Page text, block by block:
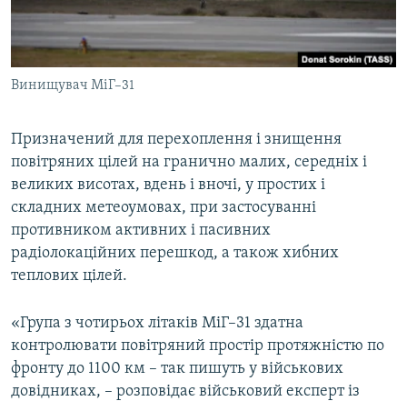
Винищувач МіГ–31
Призначений для перехоплення і знищення
повітряних цілей на гранично малих, середніх і
великих висотах, вдень і вночі, у простих і
складних метеоумовах, при застосуванні
противником активних і пасивних
радіолокаційних перешкод, а також хибних
теплових цілей.
«Група з чотирьох літаків МіГ–31 здатна
контролювати повітряний простір протяжністю по
фронту до 1100 км – так пишуть у військових
довідниках, – розповідає військовий експерт із